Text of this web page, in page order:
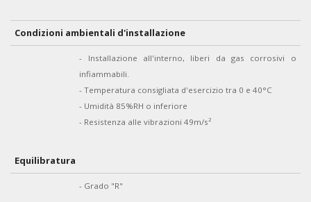
Condizioni ambientali d'installazione
- Installazione all'interno, liberi da gas corrosivi o
infiammabili.
- Temperatura consigliata d'esercizio tra 0 e 40°C
- Umidità 85%RH o inferiore
- Resistenza alle vibrazioni 49m/s²
Equilibratura
- Grado "R"